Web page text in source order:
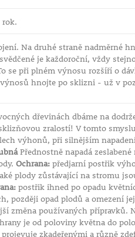
rok.
Na druhé straně nadměrné
je každoroční, vždy
se při plném výnosu rozšíří o
hnojte po sklizni - už v
dřevinách dbáme na
zralostí! V tomto
výhonů, při silnějším
Přednostně napadá
Ochrana:předjarní postřik
plody zůstávající na stromu
postřik ihned po opadu
později opad plodů a omezení
změna používaných přípravků.
je od poloviny května do
zkadeřenými a různě